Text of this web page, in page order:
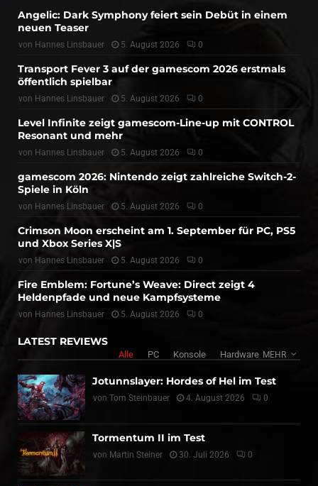
Angelic: Dark Symphony feiert sein Debüt in einem
neuen Teaser
von Hannes Linsbauer 5. August 2026 0
Transport Fever 3 auf der gamescom 2026 erstmals
öffentlich spielbar
von Hannes Linsbauer 5. August 2026 0
Level Infinite zeigt gamescom-Line-up mit CONTROL
Resonant und mehr
von Hannes Linsbauer 5. August 2026 0
gamescom 2026: Nintendo zeigt zahlreiche Switch-2-
Spiele in Köln
von Hannes Linsbauer 5. August 2026 0
Crimson Moon erscheint am 1. September für PC, PS5
und Xbox Series X|S
von Hannes Linsbauer 5. August 2026 0
Fire Emblem: Fortune’s Weave: Direct zeigt 4
Heldenpfade und neue Kampfsysteme
von Hannes Linsbauer 5. August 2026 0
LATEST REVIEWS
Alle PC Konsole Hardware MEHR
Jotunnslayer: Hordes of Hel im Test
von Tom Steinbauer 4. August 2026 0
Tormentum II im Test
von Martin Steiner 30. Juli 2026 0